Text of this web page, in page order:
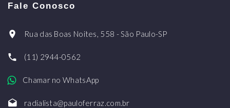
Fale Conosco
Rua das Boas Noites, 558 - São Paulo-SP
(11) 2944-0562
Chamar no WhatsApp
radialista@pauloferraz.com.br